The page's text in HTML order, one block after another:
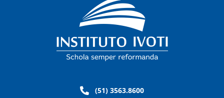
(51) 3563.8600